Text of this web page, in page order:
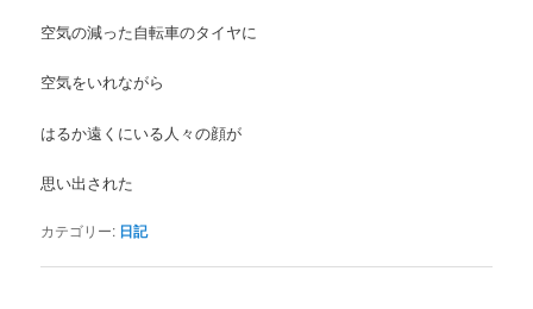
空気の減った自転車のタイヤに
空気をいれながら
はるか遠くにいる人々の顔が
思い出された
カテゴリー: 日記